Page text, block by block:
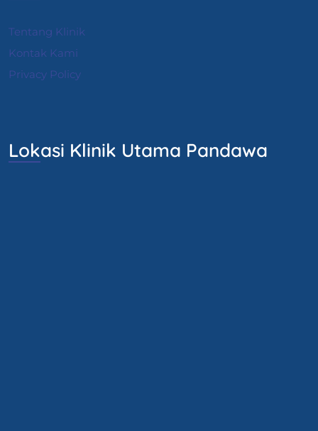
Tentang Klinik
Kontak Kami
Privacy Policy
Lokasi Klinik Utama Pandawa